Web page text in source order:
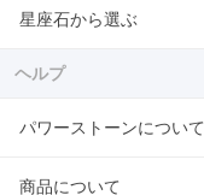
星座石から選ぶ
ヘルプ
パワーストーンについて
商品について